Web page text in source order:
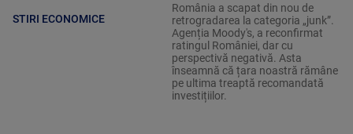
STIRI ECONOMICE
România a scapat din nou de
retrogradarea la categoria „junk”.
Agenția Moody's, a reconfirmat
ratingul României, dar cu
perspectivă negativă. Asta
înseamnă că țara noastră rămâne
pe ultima treaptă recomandată
investițiilor.